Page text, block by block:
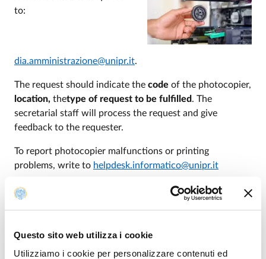
Questo sito web utilizza i cookie
Utilizziamo i cookie per personalizzare contenuti ed
to:
dia.amministrazione@unipr.it.
The request should indicate the code of the photocopier,
location, thetype of request to be fulfilled . The
secretarial staff will process the request and give
feedback to the requester.
To report photocopier malfunctions or printing
problems, write to helpdesk.informatico@unipr.it
.